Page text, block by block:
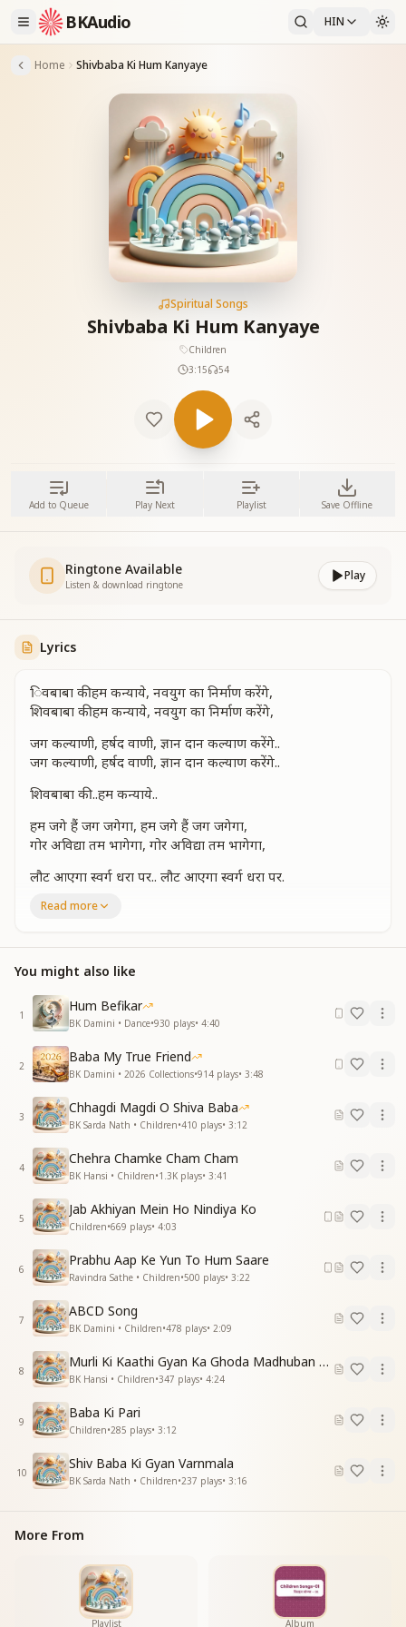
BKAudio HIN
Home Shivbaba Ki Hum Kanyaye
Spiritual Songs
Shivbaba Ki Hum Kanyaye
Children
3:15
54
Add to Queue Play Next Playlist Save Offline
Ringtone Available
Listen & download ringtone
Play
Lyrics
िवबाबा की हम कन्याये, नवयुग का निर्माण करेंगे,
शिवबाबा की हम कन्याये, नवयुग का निर्माण करेंगे,
जग कल्याणी, हर्षद वाणी, ज्ञान दान कल्याण करेंगे..
जग कल्याणी, हर्षद वाणी, ज्ञान दान कल्याण करेंगे..
शिवबाबा की ..हम कन्याये..
हम जगे हैं जग जगेगा, हम जगे हैं जग जगेगा,
गोर अविद्या तम भागेगा, गोर अविद्या तम भागेगा,
लौट आएगा स्वर्ग धरा पर.. लौट आएगा स्वर्ग धरा पर.
संगम सृष्टि में शिव वाणी, संगम सृष्टि में शिव वाणी,
मुरली रचि पवन कल्याणी, मुरली रचि पवन कल्याणी,
ह्यू अवतारित जिस भूमि पर....... ह्यू अवतारित जिस भूमि पर.
हर्षित हुए विश्व के प्राणी, हर्षित हुए विश्व के प्राणी,
वही पवन मुरली के हम , वर्धन का धन करेंगे..
शिवबाबा की ..हम कन्याये..
शिवबाबा की हम कन्याये, नवयुग का निर्माण करेंगे,
शिवबाबा की हम कन्याये, नवयुग का निर्माण करेंगे,
जग कल्याणी, हर्षद वाणी, ज्ञान दान कल्याण करेंगे,
जग कल्याणी, हर्षद वाणी, ज्ञान दान कल्याण करेंगे,
शिवबाबा की ..हम कन्याये ..
Read more
You might also like
1
Hum Befikar
BK Damini • Dance•930 plays• 4:40
2
Baba My True Friend
BK Damini • 2026 Collections•914 plays• 3:48
3
Chhagdi Magdi O Shiva Baba
BK Sarda Nath • Children•410 plays• 3:12
4
Chehra Chamke Cham Cham
BK Hansi • Children•1.3K plays• 3:41
5
Jab Akhiyan Mein Ho Nindiya Ko
Children•669 plays• 4:03
6
Prabhu Aap Ke Yun To Hum Saare
Ravindra Sathe • Children•500 plays• 3:22
7
ABCD Song
BK Damini • Children•478 plays• 2:09
8
Murli Ki Kaathi Gyan Ka Ghoda Madhuban Tak Doda
BK Hansi • Children•347 plays• 4:24
9
Baba Ki Pari
Children•285 plays• 3:12
10
Shiv Baba Ki Gyan Varnmala
BK Sarda Nath • Children•237 plays• 3:16
More From
Playlist Album